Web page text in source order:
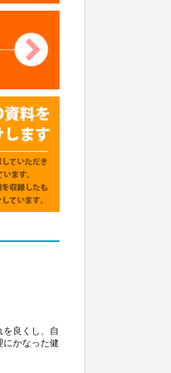
良くし、自
にかなった健